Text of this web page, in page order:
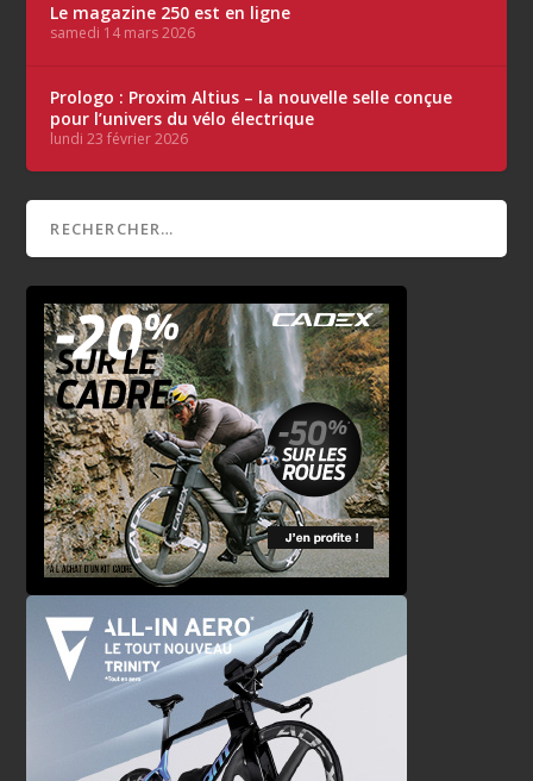
Le magazine 250 est en ligne
samedi 14 mars 2026
Prologo : Proxim Altius – la nouvelle selle conçue
pour l’univers du vélo électrique
lundi 23 février 2026